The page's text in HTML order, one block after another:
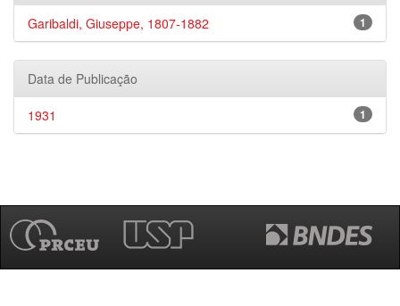
1
Garibaldi, Giuseppe, 1807-1882
Data de Publicação
1
1931